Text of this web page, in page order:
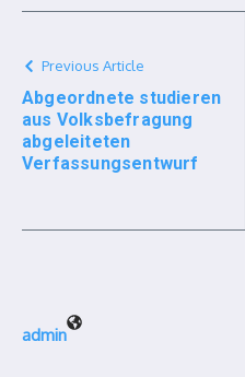
Previous Article
Abgeordnete studieren
aus Volksbefragung
abgeleiteten
Verfassungsentwurf
admin